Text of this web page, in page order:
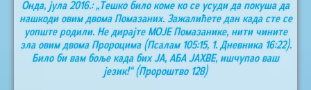
Онда, јула 2016.: „Тешко било коме ко се усуди да покуша да
нашкоди овим двома Помазаних. Зажалићете дан када сте се
уопште родили. Не дирајте МОЈЕ Помазанике, нити чините
зла овим двома Пророцима (Псалам 105:15, 1. Дневника 16:22).
Било би вам боље када бих ЈА, АБА ЈАХВЕ, ишчупао ваш
језик!“ (Пророштво 128)